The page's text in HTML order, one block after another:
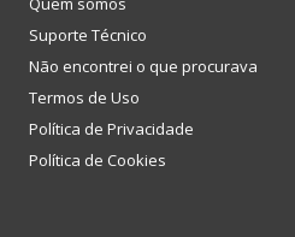
Suporte Técnico
Não encontrei o que procurava
Termos de Uso
Política de Privacidade
Política de Cookies